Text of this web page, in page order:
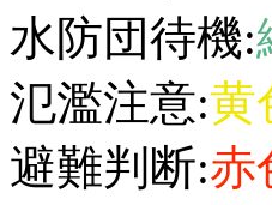
水防団待機:
氾濫注意:黄
避難判断:赤